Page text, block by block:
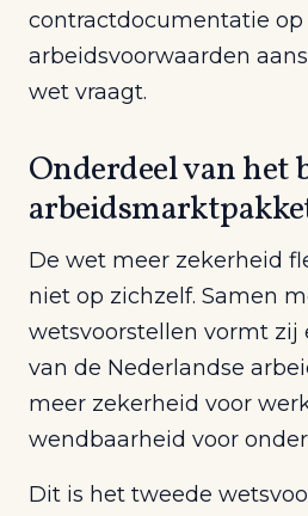
contractdocumentatie op
arbeidsvoorwaarden
wet vraagt.
Onderdeel van het
De wet meer zekerheid
niet op zichzelf. Samen
wetsvoorstellen vormt zij
van de Nederlandse
meer zekerheid voor
wendbaarheid voor
Dit is het tweede